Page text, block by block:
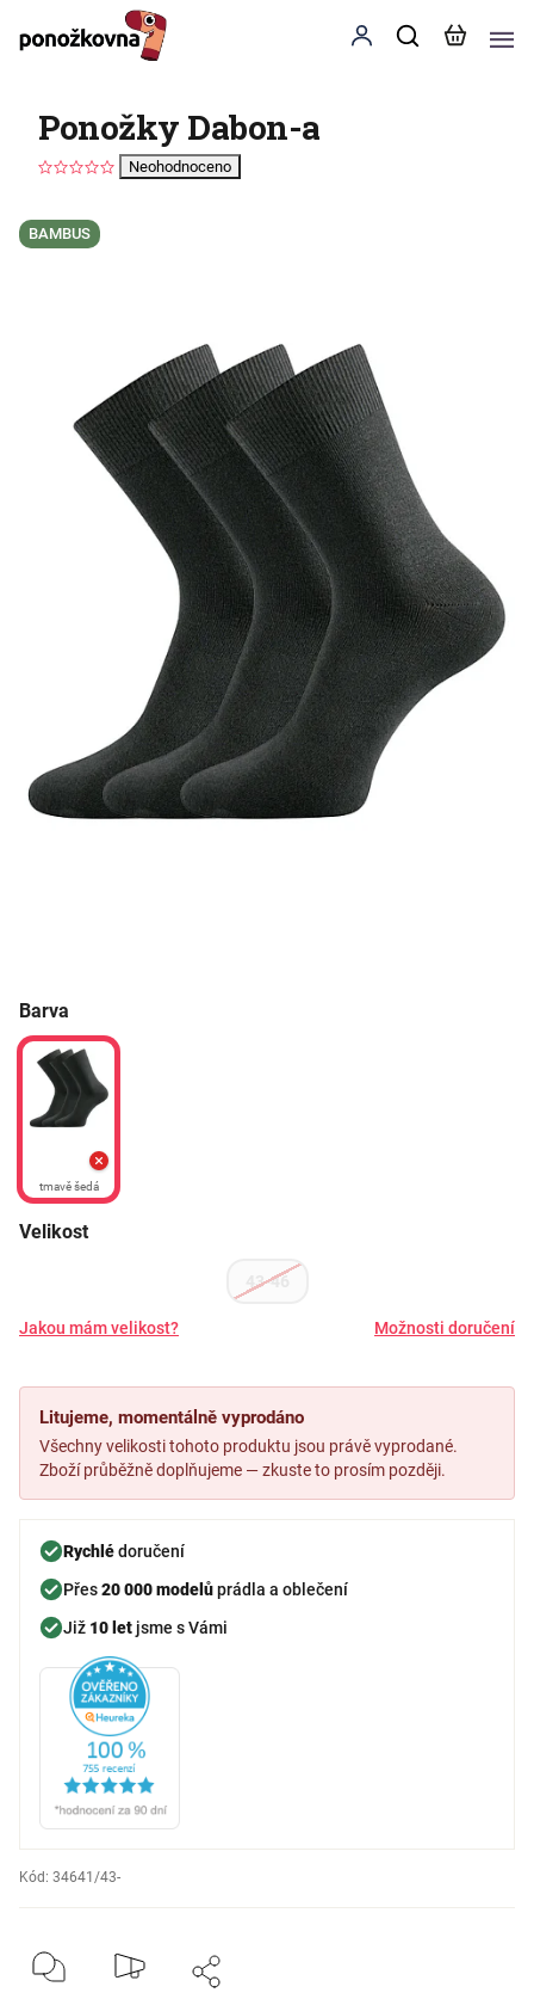
Ponožky Dabon-a
Neohodnoceno
BAMBUS
Barva
tmavě šedá
Velikost
43-46
Jakou mám velikost? Možnosti doručení
Litujeme, momentálně vyprodáno
Všechny velikosti tohoto produktu jsou právě vyprodané.
Zboží průběžně doplňujeme — zkuste to prosím později.
Rychlédoručení
Přes20 000 modelůprádla a oblečení
Již 10 let jsme s Vámi
Kód: 34641/43-